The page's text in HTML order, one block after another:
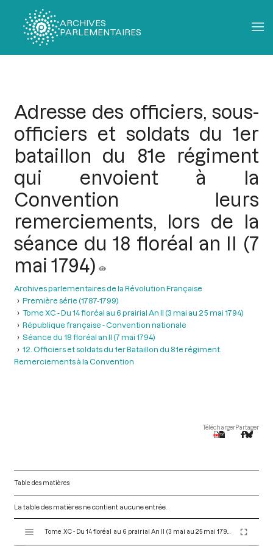
ARCHIVES
PARLEMENTAIRES
Adresse des officiers, sous-
officiers et soldats du 1er
bataillon du 81e régiment
qui envoient à la
Convention leurs
remerciements, lors de la
séance du 18 floréal an II (7
mai 1794)
Archives parlementaires de la Révolution Française
Première série (1787-1799)
Tome XC - Du 14 floréal au 6 prairial An II (3 mai au 25 mai 1794)
République française - Convention nationale
Séance du 18 floréal an II (7 mai 1794)
12. Officiers et soldats du 1er Bataillon du 81e régiment.
Remerciements à la Convention
TéléchargerPartager
Table des matières
La table des matières ne contient aucune entrée.